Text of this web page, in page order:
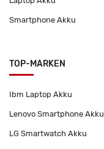
Smartphone Akku
TOP-MARKEN
Ibm Laptop Akku
Lenovo Smartphone Akku
LG Smartwatch Akku